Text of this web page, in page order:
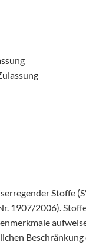
Stoffe
1907/2006).